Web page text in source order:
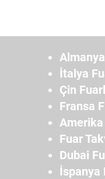
İtalya
Çin
Fransa
Amerika
Fuar
Dubai
İspanya